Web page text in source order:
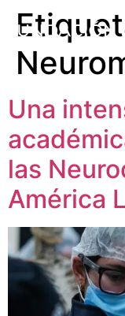
Una
las
América